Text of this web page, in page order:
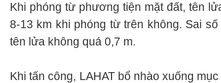
Khi phóng từ phương tiện mặt đất, tên
8-13 km khi phóng từ trên không. Sai
tên lửa không quá 0,7 m.
Khi tấn công, LAHAT bổ nhào xuống